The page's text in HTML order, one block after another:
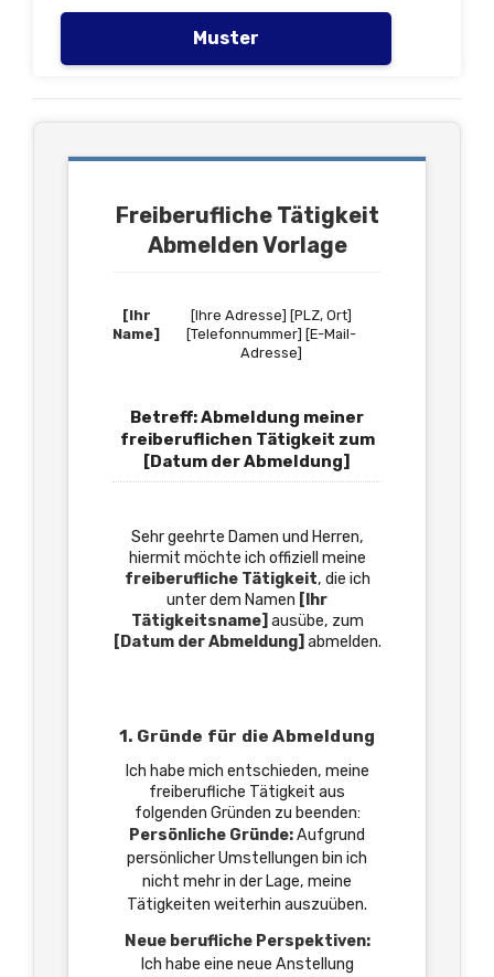
Muster
Freiberufliche Tätigkeit
Abmelden Vorlage
[Ihr
Name]
[Ihre Adresse] [PLZ, Ort]
[Telefonnummer] [E-Mail-
Adresse]
Betreff: Abmeldung meiner
freiberuflichen Tätigkeit zum
[Datum der Abmeldung]
Sehr geehrte Damen und Herren,
hiermit möchte ich offiziell meine
freiberufliche Tätigkeit, die ich
unter dem Namen [Ihr
Tätigkeitsname] ausübe, zum
[Datum der Abmeldung] abmelden.
1. Gründe für die Abmeldung
Ich habe mich entschieden, meine
freiberufliche Tätigkeit aus
folgenden Gründen zu beenden:
Persönliche Gründe:Aufgrund
persönlicher Umstellungen bin ich
nicht mehr in der Lage, meine
Tätigkeiten weiterhin auszuüben.
Neue berufliche Perspektiven:
Ich habe eine neue Anstellung